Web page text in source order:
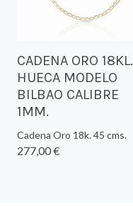
CADENA ORO 18KL.
HUECA MODELO
BILBAO CALIBRE
1MM.
Cadena Oro 18k. 45 cms.
277,00 €